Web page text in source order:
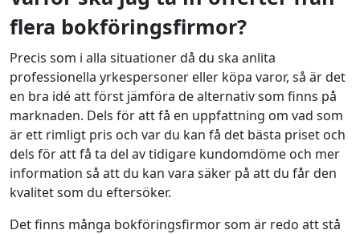
flera bokföringsfirmor?
Precis som i alla situationer då du ska anlita
professionella yrkespersoner eller köpa varor, så är det
en bra idé att först jämföra de alternativ som finns på
marknaden. Dels för att få en uppfattning om vad som
är ett rimligt pris och var du kan få det bästa priset och
dels för att få ta del av tidigare kundomdöme och mer
information så att du kan vara säker på att du får den
kvalitet som du eftersöker.
Det finns många bokföringsfirmor som är redo att stå